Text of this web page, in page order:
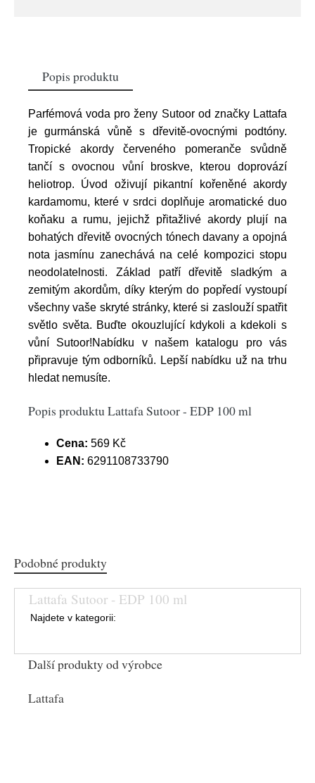
Popis produktu
Parfémová voda pro ženy Sutoor od značky Lattafa
je gurmánská vůně s dřevitě-ovocnými podtóny.
Tropické akordy červeného pomeranče svůdně
tančí s ovocnou vůní broskve, kterou doprovází
heliotrop. Úvod oživují pikantní kořeněné akordy
kardamomu, které v srdci doplňuje aromatické duo
koňaku a rumu, jejichž přitažlivé akordy plují na
bohatých dřevitě ovocných tónech davany a opojná
nota jasmínu zanechává na celé kompozici stopu
neodolatelnosti. Základ patří dřevitě sladkým a
zemitým akordům, díky kterým do popředí vystoupí
všechny vaše skryté stránky, které si zaslouží spatřit
světlo světa. Buďte okouzlující kdykoli a kdekoli s
vůní Sutoor!Nabídku v našem katalogu pro vás
připravuje tým odborníků. Lepší nabídku už na trhu
hledat nemusíte.
Popis produktu Lattafa Sutoor - EDP 100 ml
Cena: 569 Kč
EAN: 6291108733790
Podobné produkty
Lattafa Sutoor - EDP 100 ml
Najdete v kategorii:
Další produkty od výrobce
Lattafa